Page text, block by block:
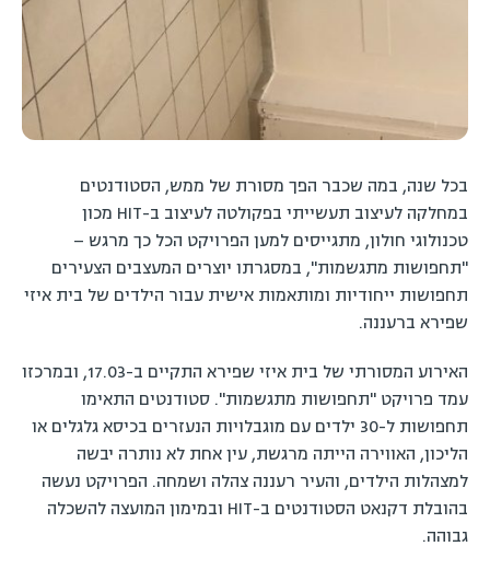
בכל שנה, במה שכבר הפך מסורת של ממש, הסטודנטים
במחלקה לעיצוב תעשייתי בפקולטה לעיצוב ב-HIT מכון
טכנולוגי חולון, מתגייסים למען הפרויקט הכל כך מרגש –
"תחפושות מתגשמות", במסגרתו יוצרים המעצבים הצעירים
תחפושות ייחודיות ומותאמות אישית עבור הילדים של בית איזי
שפירא ברעננה.
האירוע המסורתי של בית איזי שפירא התקיים ב-17.03, ובמרכזו
עמד פרויקט "תחפושות מתגשמות". סטודנטים התאימו
תחפושות ל-30 ילדים עם מוגבלויות הנעזרים בכיסא גלגלים או
הליכון, האווירה הייתה מרגשת, עין אחת לא נותרה יבשה
למצהלות הילדים, והעיר רעננה צהלה ושמחה. הפרויקט נעשה
בהובלת דקנאט הסטודנטים ב-HIT ובמימון המועצה להשכלה
גבוהה.